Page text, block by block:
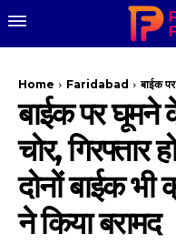
Home Faridabad बाईक
बाईक पर घूमने
चोर, गिरफ्तार
दोनों बाईक भी
ने किया बरामद